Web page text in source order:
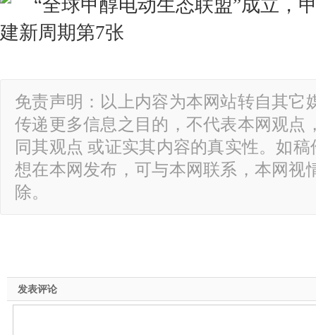
免责声明：以上内容为本网站转自其它
传递更多信息之目的，不代表本网观点
同其观点 或证实其内容的真实性。如
想在本网发布，可与本网联系，本网视
除。
发表评论